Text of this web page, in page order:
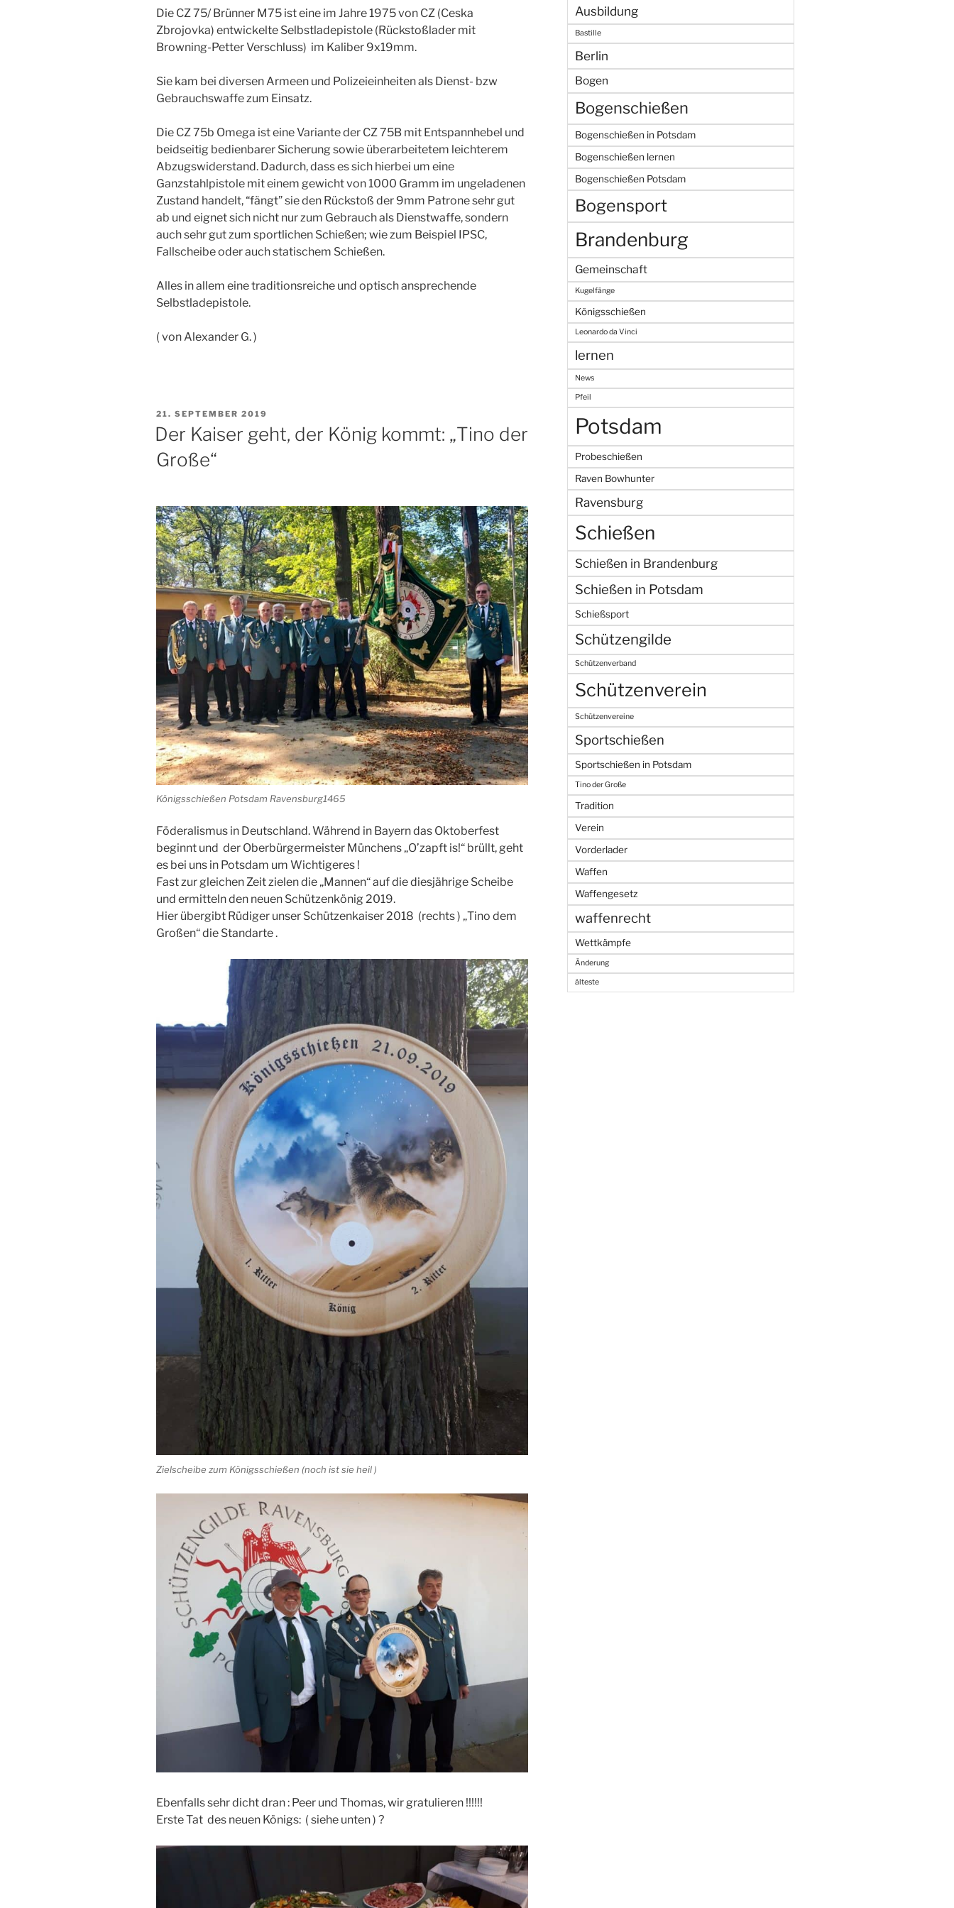
Die CZ 75/ Brünner M75 ist eine im Jahre 1975 von CZ (Ceska
Zbrojovka) entwickelte Selbstladepistole (Rückstoßlader mit
Browning-Petter Verschluss) im Kaliber 9x19mm.
Sie kam bei diversen Armeen und Polizeieinheiten als Dienst- bzw
Gebrauchswaffe zum Einsatz.
Die CZ 75b Omega ist eine Variante der CZ 75B mit Entspannhebel und
beidseitig bedienbarer Sicherung sowie überarbeitetem leichterem
Abzugswiderstand. Dadurch, dass es sich hierbei um eine
Ganzstahlpistole mit einem gewicht von 1000 Gramm im ungeladenen
Zustand handelt, “fängt” sie den Rückstoß der 9mm Patrone sehr gut
ab und eignet sich nicht nur zum Gebrauch als Dienstwaffe, sondern
auch sehr gut zum sportlichen Schießen; wie zum Beispiel IPSC,
Fallscheibe oder auch statischem Schießen.
Alles in allem eine traditionsreiche und optisch ansprechende
Selbstladepistole.
( von Alexander G. )
VERÖFFENTLICHT
AM
21. SEPTEMBER 2019
Der Kaiser geht, der König kommt: „Tino der
Große“
Königsschießen Potsdam Ravensburg1465
Föderalismus in Deutschland. Während in Bayern das Oktoberfest
beginnt und der Oberbürgermeister Münchens „O’zapft is!“ brüllt, geht
es bei uns in Potsdam um Wichtigeres !
Fast zur gleichen Zeit zielen die „Mannen“ auf die diesjährige Scheibe
und ermitteln den neuen Schützenkönig 2019.
Hier übergibt Rüdiger unser Schützenkaiser 2018 (rechts ) „Tino dem
Großen“ die Standarte .
Zielscheibe zum Königsschießen (noch ist sie heil )
Ebenfalls sehr dicht dran : Peer und Thomas, wir gratulieren !!!!!!
Erste Tat des neuen Königs: ( siehe unten ) ?
Ausbildung
Bastille
Berlin
Bogen
Bogenschießen
Bogenschießen in Potsdam
Bogenschießen lernen
Bogenschießen Potsdam
Bogensport
Brandenburg
Gemeinschaft
Kugelfänge
Königsschießen
Leonardo da Vinci
lernen
News
Pfeil
Potsdam
Probeschießen
Raven Bowhunter
Ravensburg
Schießen
Schießen in Brandenburg
Schießen in Potsdam
Schießsport
Schützengilde
Schützenverband
Schützenverein
Schützenvereine
Sportschießen
Sportschießen in Potsdam
Tino der Große
Tradition
Verein
Vorderlader
Waffen
Waffengesetz
waffenrecht
Wettkämpfe
Änderung
älteste